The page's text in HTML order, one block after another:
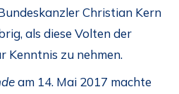
Christian Kern
als diese Volten der
Kenntnis zu nehmen.
am 14. Mai 2017 machte